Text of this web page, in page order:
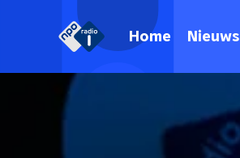
Home Nieuws